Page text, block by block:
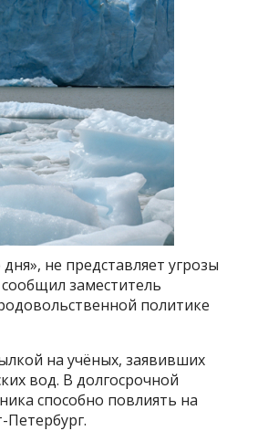
не представляет угрозы
заместитель
политике
на учёных, заявивших
вод. В долгосрочной
способно повлиять на